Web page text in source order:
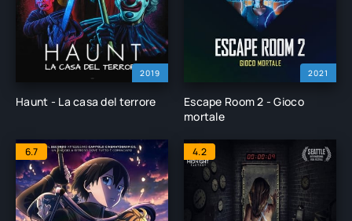
2019
Haunt - La casa del terrore
2021
Escape Room 2 - Gioco
mortale
6.7 4.2